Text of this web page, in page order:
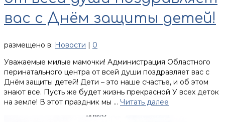
вас с Днём защиты детей!
размещено в: Новости | 0
Уважаемые милые мамочки! Администрация Областного
перинатального центра от всей души поздравляет вас с
Днём защиты детей! Дети – это наше счастье, и об этом
знают все. Пусть же будет жизнь прекрасной У всех деток
на земле! В этот праздник мы … Читать далее